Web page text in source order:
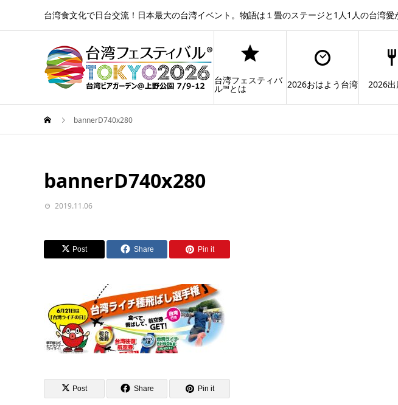
台湾食文化で日台交流！日本最大の台湾イベント。物語は１畳のステージと1人1人の台湾
台湾フェスティバ
ル™とは 2026おはよう台湾 2026
bannerD740x280
bannerD740x280
2019.11.06
Post Share Pin it
Post Share Pin it